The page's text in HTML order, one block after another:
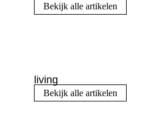
Bekijk alle artikelen
living
Bekijk alle artikelen